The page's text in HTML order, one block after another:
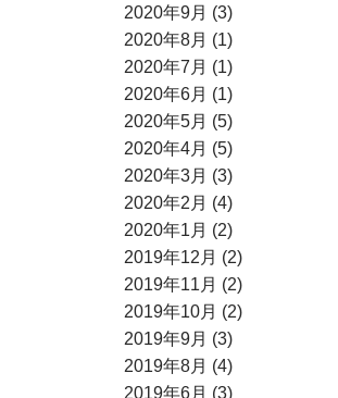
2020年9月 (3)
2020年8月 (1)
2020年7月 (1)
2020年6月 (1)
2020年5月 (5)
2020年4月 (5)
2020年3月 (3)
2020年2月 (4)
2020年1月 (2)
2019年12月 (2)
2019年11月 (2)
2019年10月 (2)
2019年9月 (3)
2019年8月 (4)
2019年6月 (3)